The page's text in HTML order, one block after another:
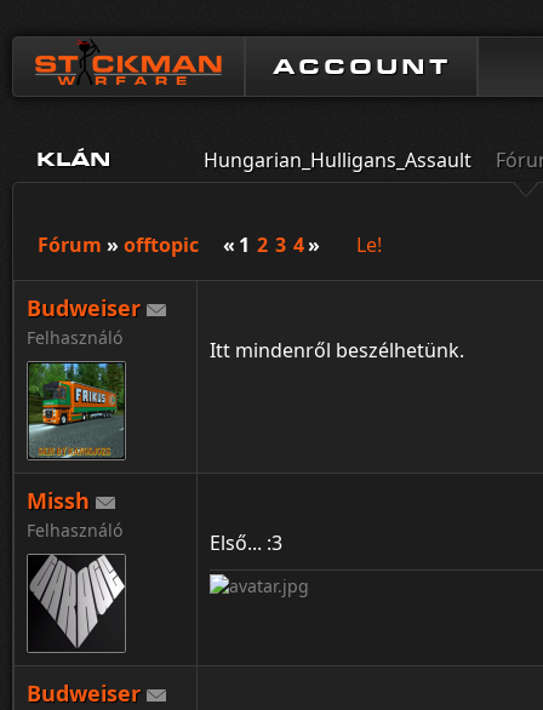
ACCOUNT
KLÁN Hungarian_Hulligans_Assault
Fórum » offtopic « 1 2 3 4» Le!
Budweiser
Felhasználó Itt mindenről beszélhetünk.
Missh
Felhasználó Első... :3
Budweiser